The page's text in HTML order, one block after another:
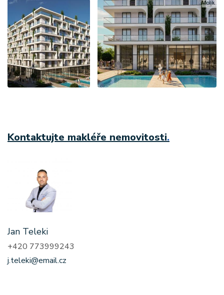
Kontaktujte makléře nemovitosti.
Jan Teleki
+420 773999243
j.teleki@email.cz